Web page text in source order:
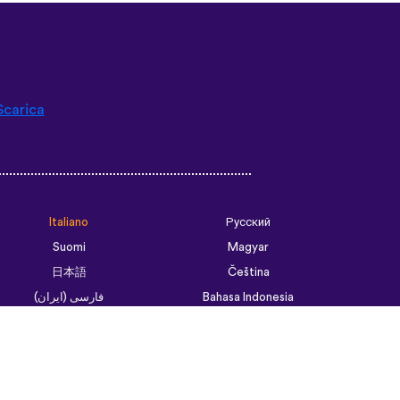
Italiano
Русский
Suomi
Magyar
日本語
Čeština
فارسی (ایران)
Bahasa Indonesia